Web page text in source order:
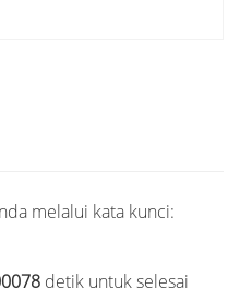
melalui kata kunci:
detik untuk selesai